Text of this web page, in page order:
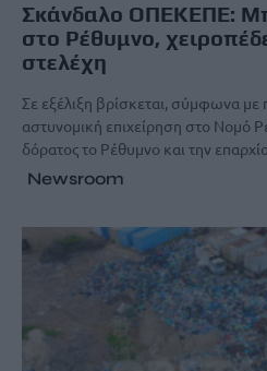
Σκάνδαλο ΟΠΕΚΕΠΕ:
στο Ρέθυμνο,
στελέχη
Σε εξέλιξη βρίσκεται, σύμφωνα με
αστυνομική επιχείρηση στο Νομό
δόρατος το Ρέθυμνο και την
Newsroom